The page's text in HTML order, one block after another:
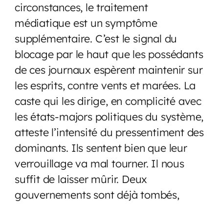
circonstances, le traitement
médiatique est un symptôme
supplémentaire. C’est le signal du
blocage par le haut que les possédants
de ces journaux espèrent maintenir sur
les esprits, contre vents et marées. La
caste qui les dirige, en complicité avec
les états-majors politiques du système,
atteste l’intensité du pressentiment des
dominants. Ils sentent bien que leur
verrouillage va mal tourner. Il nous
suffit de laisser mûrir. Deux
gouvernements sont déjà tombés,